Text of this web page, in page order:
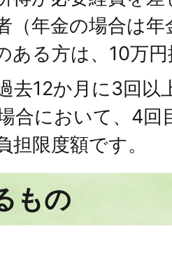
（年金の場合は
ある方は、10万
去12か月に3回以
合において、4回
担限度額です。
もの